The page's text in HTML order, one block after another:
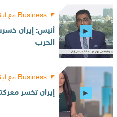
Business مع لبنى
أنيس: إيران
الحرب
Business مع لبنى
إيران تخسر